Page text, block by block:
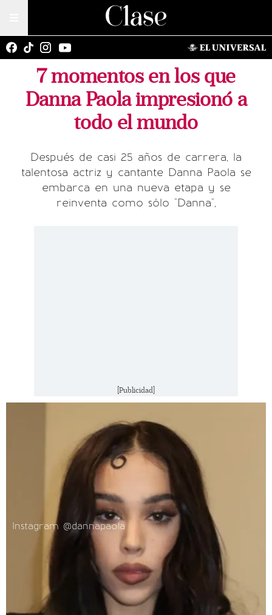
7 momentos en los que
Danna Paola impresionó a
todo el mundo
Después de casi 25 años de carrera, la
talentosa actriz y cantante Danna Paola se
embarca en una nueva etapa y se
reinventa como sólo "Danna",
[Publicidad]
Instagram @dannapaola